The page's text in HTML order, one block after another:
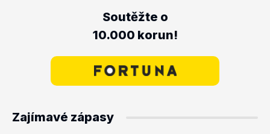
Soutěžte o
10.000 korun!
Zajímavé zápasy